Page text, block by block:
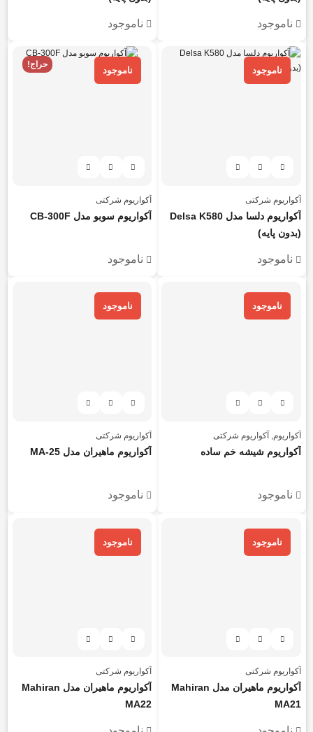
ناموجود ناموجود
ناموجود
آکواریوم شرکتی
آکواریوم دلسا مدل Delsa K580
(بدون پایه)
ناموجود
ناموجود
حراج!
آکواریوم شرکتی
آکواریوم سوبو مدل CB-300F
ناموجود
ناموجود
آکواریوم ,آکواریوم شرکتی
آکواریوم شیشه خم ساده
ناموجود
ناموجود
آکواریوم شرکتی
آکواریوم ماهیران مدل MA-25
ناموجود
ناموجود
آکواریوم شرکتی
آکواریوم ماهیران مدل Mahiran
MA21
ناموجود
آکواریوم شرکتی
آکواریوم ماهیران مدل Mahiran
MA22